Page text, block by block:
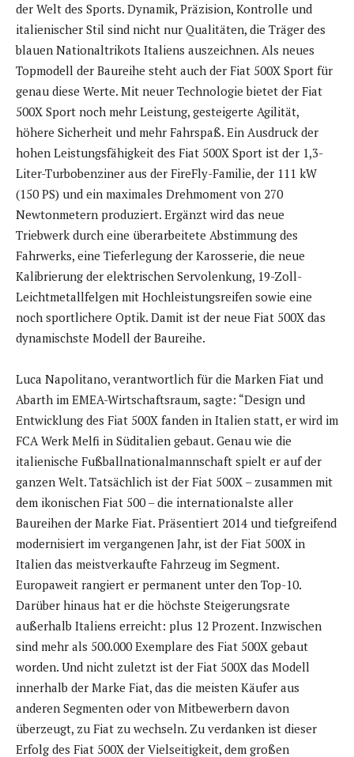
der Welt des Sports. Dynamik, Präzision, Kontrolle und
italienischer Stil sind nicht nur Qualitäten, die Träger des
blauen Nationaltrikots Italiens auszeichnen. Als neues
Topmodell der Baureihe steht auch der Fiat 500X Sport für
genau diese Werte. Mit neuer Technologie bietet der Fiat
500X Sport noch mehr Leistung, gesteigerte Agilität,
höhere Sicherheit und mehr Fahrspaß. Ein Ausdruck der
hohen Leistungsfähigkeit des Fiat 500X Sport ist der 1,3-
Liter-Turbobenziner aus der FireFly-Familie, der 111 kW
(150 PS) und ein maximales Drehmoment von 270
Newtonmetern produziert. Ergänzt wird das neue
Triebwerk durch eine überarbeitete Abstimmung des
Fahrwerks, eine Tieferlegung der Karosserie, die neue
Kalibrierung der elektrischen Servolenkung, 19-Zoll-
Leichtmetallfelgen mit Hochleistungsreifen sowie eine
noch sportlichere Optik. Damit ist der neue Fiat 500X das
dynamischste Modell der Baureihe.
Luca Napolitano, verantwortlich für die Marken Fiat und
Abarth im EMEA-Wirtschaftsraum, sagte: “Design und
Entwicklung des Fiat 500X fanden in Italien statt, er wird im
FCA Werk Melfi in Süditalien gebaut. Genau wie die
italienische Fußballnationalmannschaft spielt er auf der
ganzen Welt. Tatsächlich ist der Fiat 500X – zusammen mit
dem ikonischen Fiat 500 – die internationalste aller
Baureihen der Marke Fiat. Präsentiert 2014 und tiefgreifend
modernisiert im vergangenen Jahr, ist der Fiat 500X in
Italien das meistverkaufte Fahrzeug im Segment.
Europaweit rangiert er permanent unter den Top-10.
Darüber hinaus hat er die höchste Steigerungsrate
außerhalb Italiens erreicht: plus 12 Prozent. Inzwischen
sind mehr als 500.000 Exemplare des Fiat 500X gebaut
worden. Und nicht zuletzt ist der Fiat 500X das Modell
innerhalb der Marke Fiat, das die meisten Käufer aus
anderen Segmenten oder von Mitbewerbern davon
überzeugt, zu Fiat zu wechseln. Zu verdanken ist dieser
Erfolg des Fiat 500X der Vielseitigkeit, dem großen